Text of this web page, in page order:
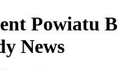
Powiatu
News